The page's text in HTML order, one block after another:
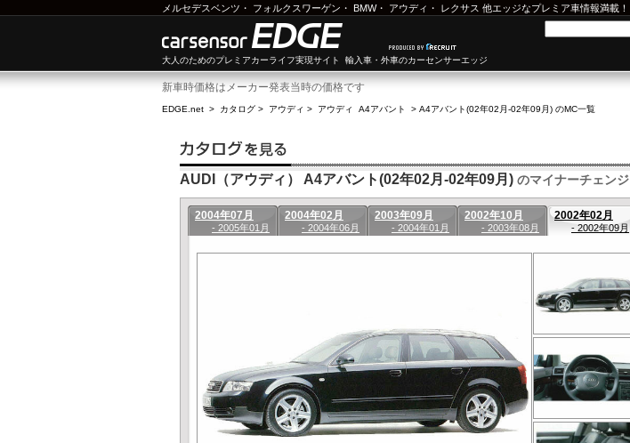
メルセデスベンツ ・ フォルクスワーゲン ・ BMW・ アウディ ・ レクサス 他エッジなプレミア車情報満載！
大人のためのプレミアカーライフ実現サイト 輸入車・外車のカーセンサーエッジ
新車時価格はメーカー発表当時の価格です
EDGE.net > カタログ > アウディ > アウディ A4アバント > A4アバント(02年02月-02年09月) のMC一覧
AUDI（アウディ） A4アバント(02年02月-02年09月) のマイナーチェンジ
2004年07月
- 2005年01月
2004年02月
- 2004年06月
2003年09月
- 2004年01月
2002年10月
- 2003年08月
2002年02月
- 2002年09月